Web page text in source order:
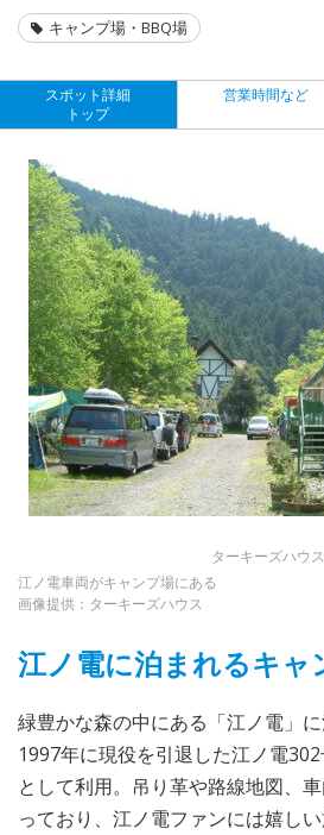
キャンプ場・BBQ場
スポット詳細
トップ
営業時間など
ターキーズハウ
江ノ電車両がキャンプ場にある
画像提供：ターキーズハウス
江ノ電に泊まれるキャ
緑豊かな森の中にある「江ノ電」に
1997年に現役を引退した江ノ電
として利用。吊り革や路線地図、
っており、江ノ電ファンには嬉し